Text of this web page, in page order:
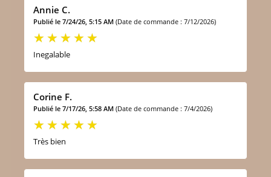
Annie C.
Publié le 7/24/26, 5:15 AM (Date de commande : 7/12/2026)
Inegalable
Corine F.
Publié le 7/17/26, 5:58 AM (Date de commande : 7/4/2026)
Très bien